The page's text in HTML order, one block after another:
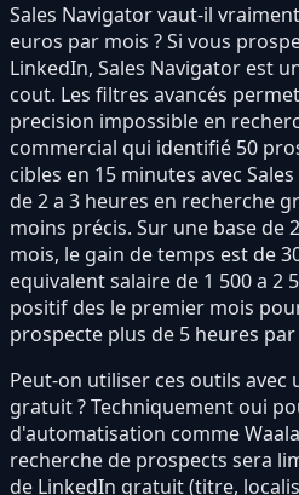
Sales Navigator vaut-il
euros par mois ? Si vous
LinkedIn, Sales Navigator est
cout. Les filtres avancés
precision impossible en
commercial qui identifié 50
cibles en 15 minutes avec
de 2 a 3 heures en recherche
moins précis. Sur une base de
mois, le gain de temps est de
equivalent salaire de 1 500 a 2
positif des le premier mois
prospecte plus de 5 heures
Peut-on utiliser ces outils avec
gratuit ? Techniquement oui
d'automatisation comme
recherche de prospects sera
de LinkedIn gratuit (titre,